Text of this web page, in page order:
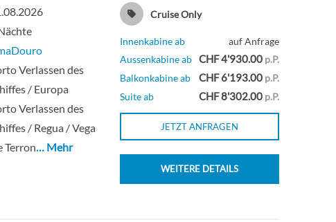
Verlassen des
/ Europa
Verlassen des
/ Regua / Vega
Terron… Mehr
Cruise Only
Innenkabine ab
auf Anfrage
Aussenkabine ab CHF 4'930.00 p.P.
Balkonkabine ab
CHF 6'193.00 p.P.
Suite ab
CHF 8'302.00 p.P.
JETZT ANFRAGEN
WEITERE DETAILS